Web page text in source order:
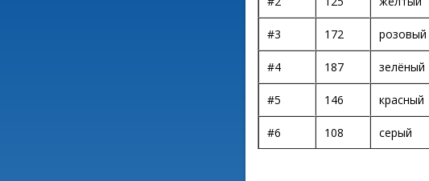
#3 172 розовый
#4 187 зелёный
#5 146 красный
#6 108 серый